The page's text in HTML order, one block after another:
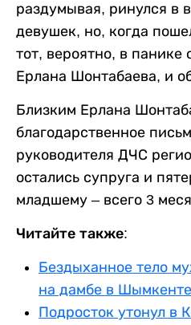
раздумывая, ринулся в
девушек, но, когда
тот, вероятно, в панике
Ерлана Шонтабаева, и
Близким Ерлана
благодарственное
руководителя ДЧС
остались супруга и
младшему – всего 3
Читайте также:
Бездыханное тело
на дамбе в Шымкенте
Подросток утонул в